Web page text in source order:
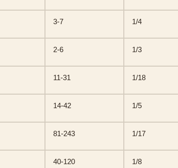
3-7 1/4
2-6 1/3
11-31 1/18
14-42 1/5
81-243 1/17
40-120 1/8